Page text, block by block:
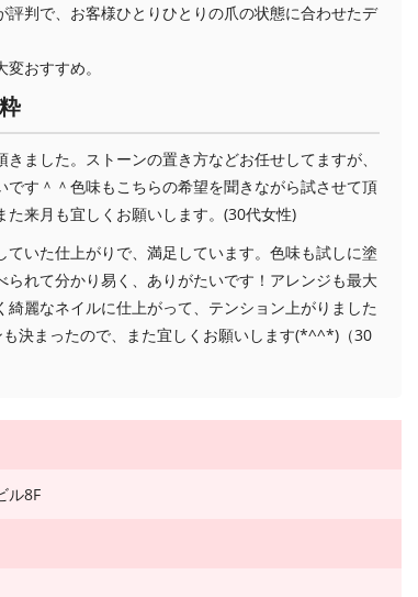
評判で、お客様ひとりひとりの爪の状態に合わせたデ
おすすめ。
ました。ストーンの置き方などお任せしてますが、
です＾＾色味もこちらの希望を聞きながら試させて頂
た来月も宜しくお願いします。(30代女性)
ていた仕上がりで、満足しています。色味も試しに塗
られて分かり易く、ありがたいです！アレンジも最大
綺麗なネイルに仕上がって、テンション上がりました
決まったので、また宜しくお願いします(*^^*)（30
ル8F